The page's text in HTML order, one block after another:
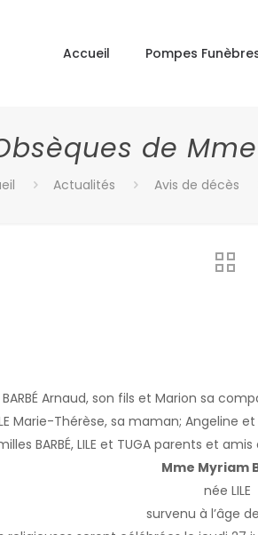
Accueil Pompes
de Mme
Actualités Avis de décès
BARBÉ Arnaud, son fils et Marion sa
Marie-Thérèse, sa maman;
BARBÉ, LILE et TUGA parents et
Mme Myriam
née LILE
survenu à l’âge